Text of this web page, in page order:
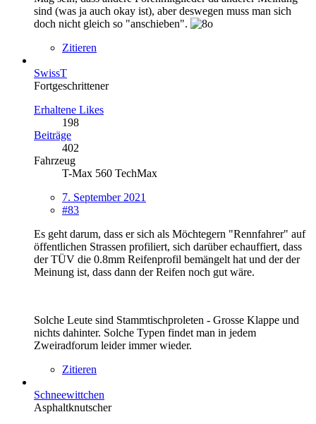
sind (was ja auch okay ist), aber deswegen muss man sich
doch nicht gleich so "anschieben".
Zitieren
SwissT
Fortgeschrittener
Erhaltene Likes
198
Beiträge
402
Fahrzeug
T-Max 560 TechMax
7. September 2021
#83
Es geht darum, dass er sich als Möchtegern "Rennfahrer" auf
öffentlichen Strassen profiliert, sich darüber echauffiert, dass
der TÜV die 0.8mm Reifenprofil bemängelt hat und der der
Meinung ist, dass dann der Reifen noch gut wäre.
Solche Leute sind Stammtischproleten - Grosse Klappe und
nichts dahinter. Solche Typen findet man in jedem
Zweiradforum leider immer wieder.
Zitieren
Schneewittchen
Asphaltknutscher